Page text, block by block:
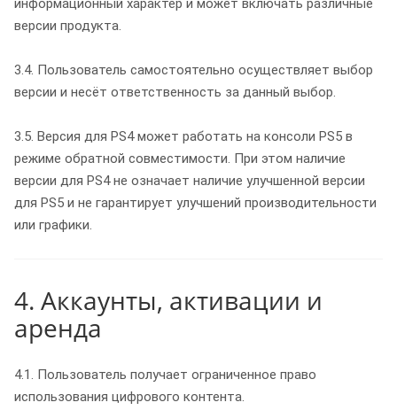
информационный характер и может включать различные
версии продукта.
3.4. Пользователь самостоятельно осуществляет выбор
версии и несёт ответственность за данный выбор.
3.5. Версия для PS4 может работать на консоли PS5 в
режиме обратной совместимости. При этом наличие
версии для PS4 не означает наличие улучшенной версии
для PS5 и не гарантирует улучшений производительности
или графики.
4. Аккаунты, активации и
аренда
4.1. Пользователь получает ограниченное право
использования цифрового контента.